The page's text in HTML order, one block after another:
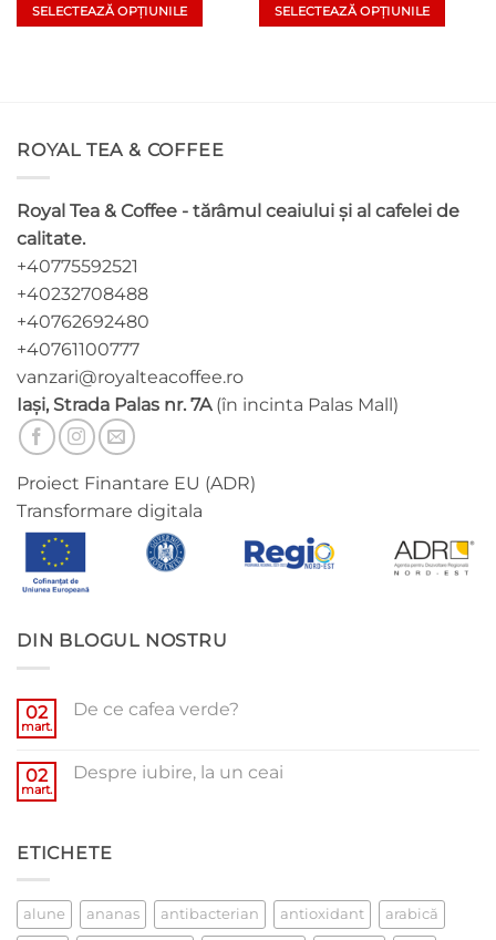
SELECTEAZĂ OPȚIUNILE
variații.
Opțiunile
fi
alese
în
pagina
produsului.
SELECTEAZĂ OPȚIUNILE
pot
fi
ROYAL TEA & COFFEE
Royal Tea & Coffee - tărâmul ceaiului și al cafelei de
calitate.
+40775592521
+40232708488
+40762692480
+40761100777
vanzari@royalteacoffee.ro
Iași, Strada Palas nr. 7A(în incinta Palas Mall)
Proiect Finantare EU (ADR)
Transformare digitala
DIN BLOGUL NOSTRU
02
mart.
De ce cafea verde?
De
02
mart.
Despre iubire, la un ceai
iubire,
ETICHETE
alune ananas antibacterian antioxidant arabică